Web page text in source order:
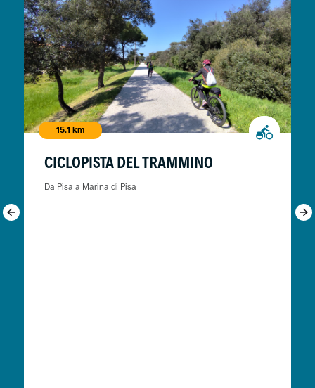
15.1 km
CICLOPISTA DEL TRAMMINO
Da Pisa a Marina di Pisa